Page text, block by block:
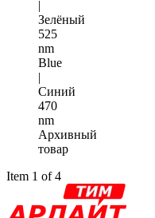
|
Зелёный
525
nm
Blue
|
Синий
470
nm
Архивный
товар
Item 1 of 4